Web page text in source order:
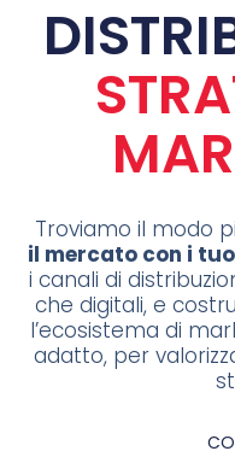
Troviamo il modo
il mercato con i
i canali di
che digitali, e
l’ecosistema di
adatto, per